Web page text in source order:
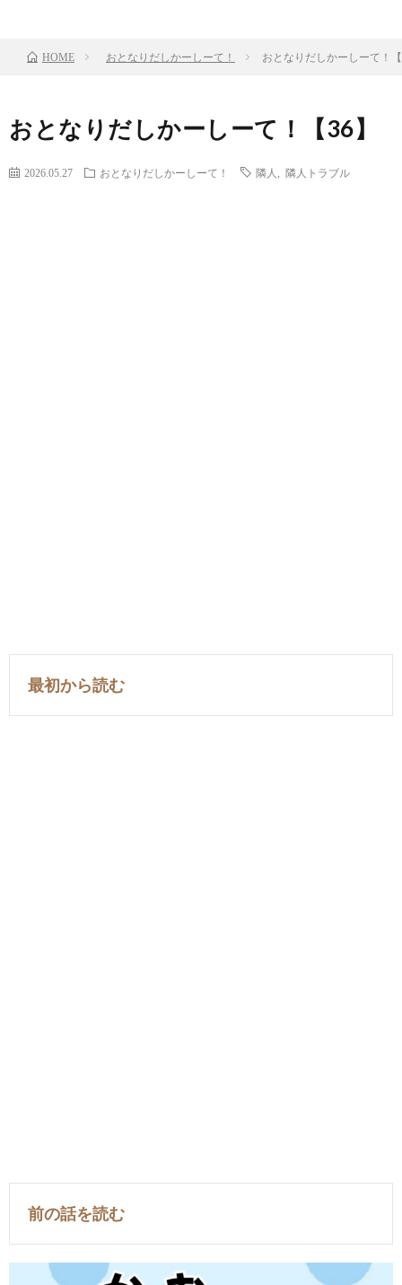
HOME おとなりだしかーしーて！ おとなりだしかーしーて！
おとなりだしかーしーて！【36】
2026.05.27 おとなりだしかーしーて！ 隣人 隣人トラブル
最初から読む
前の話を読む